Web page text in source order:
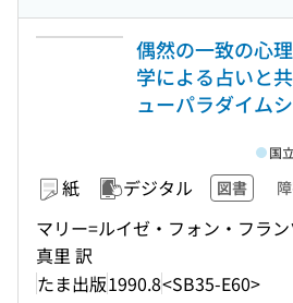
偶然の一致の心
学による占いと
ューパラダイム
紙 デジタル 図書
マリー=ルイゼ・フォン・フラ
真里 訳
たま出版1990.8<SB35-E60>
国